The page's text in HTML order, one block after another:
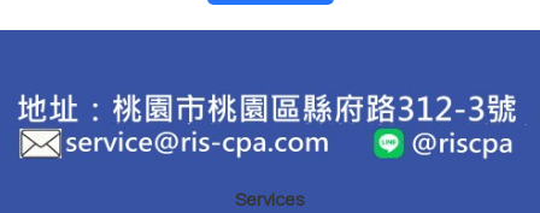
Services